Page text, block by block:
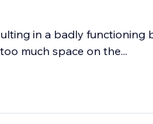
in a badly functioning
much space on the...